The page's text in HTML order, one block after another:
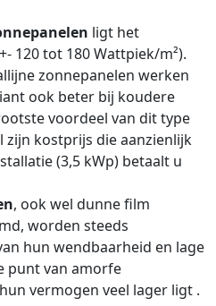
ligt het
120 tot 180 Wattpiek/m²).
zonnepanelen werken
ook beter bij koudere
voordeel van dit type
zijn kostprijs die aanzienlijk
(3,5 kWp) betaalt u
, ook wel dunne film
worden steeds
hun wendbaarheid en lage
punt van amorfe
vermogen veel lager ligt .